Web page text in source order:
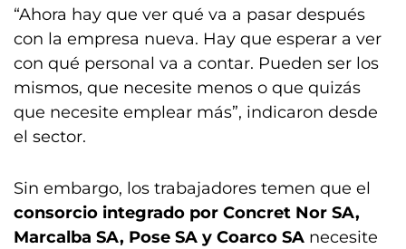
“Ahora hay que ver qué va a pasar después
con la empresa nueva. Hay que esperar a ver
con qué personal va a contar. Pueden ser los
mismos, que necesite menos o que quizás
que necesite emplear más”, indicaron desde
el sector.
Sin embargo, los trabajadores temen que el
consorcio integrado por Concret Nor SA,
Marcalba SA, Pose SA y Coarco SA necesite